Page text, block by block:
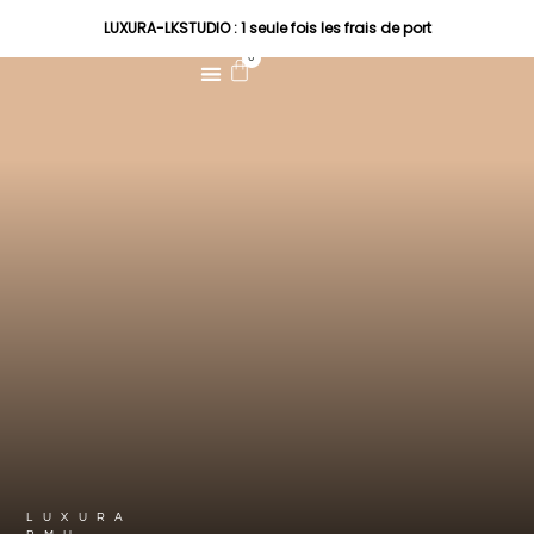
LUXURA-LKSTUDIO : 1 seule fois les frais de port
LUXURA
0